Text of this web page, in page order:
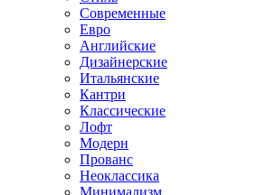
Современные
Евро
Английские
Дизайнерские
Итальянские
Кантри
Классические
Лофт
Модерн
Прованс
Неоклассика
Минимализм